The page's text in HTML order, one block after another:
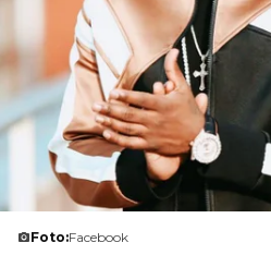
Foto:Facebook